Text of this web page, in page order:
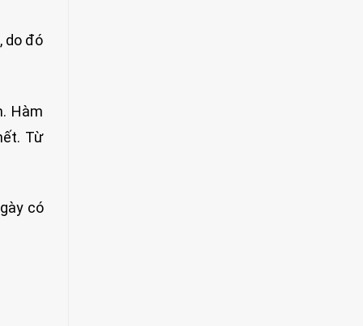
do đó
Hàm
Từ
có